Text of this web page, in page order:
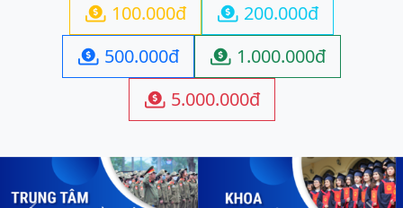
 100.000đ  200.000đ
 500.000đ  1.000.000đ
 5.000.000đ